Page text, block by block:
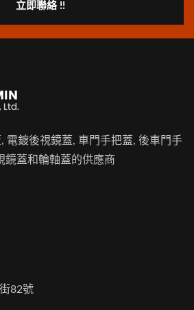
立即聯絡 !!
電鍍後視鏡蓋, 車門手把蓋, 後車門手
鏡蓋和輪軸蓋的供應商
82號